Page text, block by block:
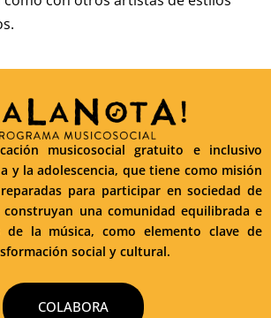
musicosocial gratuito e inclusivo
y la adolescencia, que tiene como misión
para participar en sociedad de
construyan una comunidad equilibrada e
de la música, como elemento clave de
social y cultural.
COLABORA